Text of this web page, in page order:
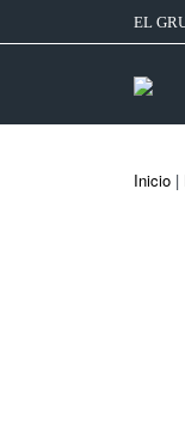
EL
Inicio |